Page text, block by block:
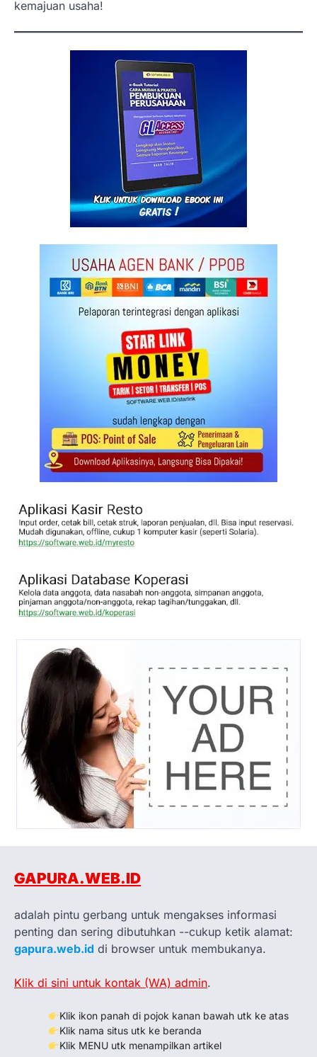
kemajuan usaha!
GAPURA.WEB.ID
adalah pintu gerbang untuk mengakses informasi
penting dan sering dibutuhkan --cukup ketik alamat:
gapura.web.id di browser untuk membukanya.
Klik di sini untuk kontak (WA) admin.
Klik ikon panah di pojok kanan bawah utk ke atas
Klik nama situs utk ke beranda
Klik MENU utk menampilkan artikel